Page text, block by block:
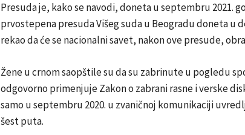
Presuda je, kako se navodi, doneta u septembru 2021.
prvostepena presuda Višeg suda u Beogradu doneta u
rekao da će se nacionalni savet, nakon ove presude,
Žene u crnom saopštile su da su zabrinute u pogledu
odgovorno primenjuje Zakon o zabrani rasne i verske
samo u septembru 2020. u zvaničnoj komunikaciji
šest puta.